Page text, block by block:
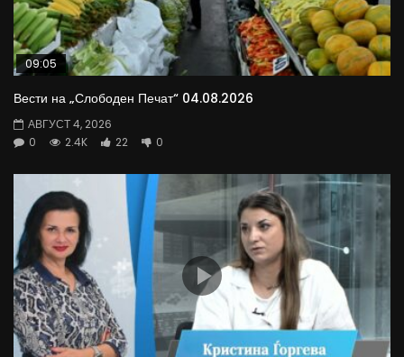
09:05
Вести на „Слободен Печат“ 04.08.2026
АВГУСТ 4, 2026
0
2.4K 22 0